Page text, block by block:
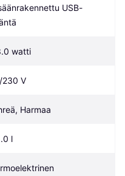
USB-
watti
230 V
Harmaa
l